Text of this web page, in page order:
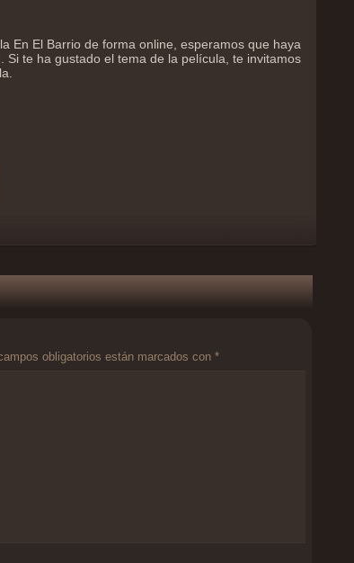
En El Barrio de forma online, esperamos que haya
te ha gustado el tema de la película, te invitamos
obligatorios están marcados con *